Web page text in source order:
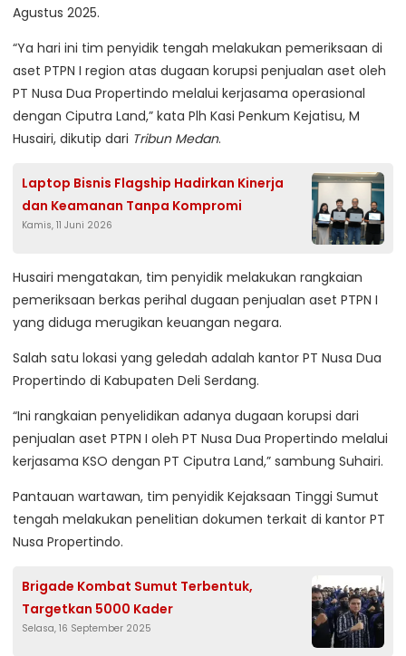
Agustus 2025.
“Ya hari ini tim penyidik tengah melakukan pemeriksaan di
aset PTPN I region atas dugaan korupsi penjualan aset oleh
PT Nusa Dua Propertindo melalui kerjasama operasional
dengan Ciputra Land,” kata Plh Kasi Penkum Kejatisu, M
Husairi, dikutip dari Tribun Medan.
Laptop Bisnis Flagship Hadirkan Kinerja
dan Keamanan Tanpa Kompromi
Kamis, 11 Juni 2026
Husairi mengatakan, tim penyidik melakukan rangkaian
pemeriksaan berkas perihal dugaan penjualan aset PTPN I
yang diduga merugikan keuangan negara.
Salah satu lokasi yang geledah adalah kantor PT Nusa Dua
Propertindo di Kabupaten Deli Serdang.
“Ini rangkaian penyelidikan adanya dugaan korupsi dari
penjualan aset PTPN I oleh PT Nusa Dua Propertindo melalui
kerjasama KSO dengan PT Ciputra Land,” sambung Suhairi.
Pantauan wartawan, tim penyidik Kejaksaan Tinggi Sumut
tengah melakukan penelitian dokumen terkait di kantor PT
Nusa Propertindo.
Brigade Kombat Sumut Terbentuk,
Targetkan 5000 Kader
Selasa, 16 September 2025